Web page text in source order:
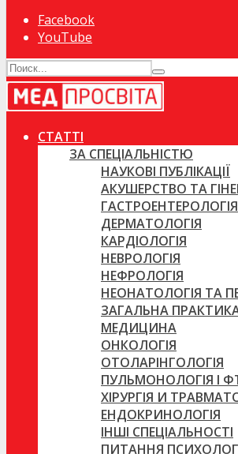
Facebook
YouTube
СТАТТІ
ЗА СПЕЦІАЛЬНІСТЮ
НАУКОВІ ПУБЛІКАЦІЇ
АКУШЕРСТВО ТА
ГАСТРОЕНТЕРОЛОГІЯ
ДЕРМАТОЛОГІЯ
КАРДІОЛОГІЯ
НЕВРОЛОГІЯ
НЕФРОЛОГІЯ
НЕОНАТОЛОГІЯ ТА
ЗАГАЛЬНА
МЕДИЦИНА
ОНКОЛОГІЯ
ОТОЛАРІНГОЛОГІЯ
ПУЛЬМОНОЛОГІЯ І
ХІРУРГІЯ И
ЕНДОКРИНОЛОГІЯ
ІНШІ СПЕЦІАЛЬНОСТІ
ПИТАННЯ